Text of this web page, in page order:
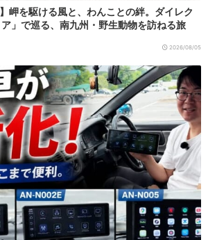
岬を駆ける風と、わんことの絆。ダイレク
」で巡る、南九州・野生動物を訪ねる旅
2026/08/05